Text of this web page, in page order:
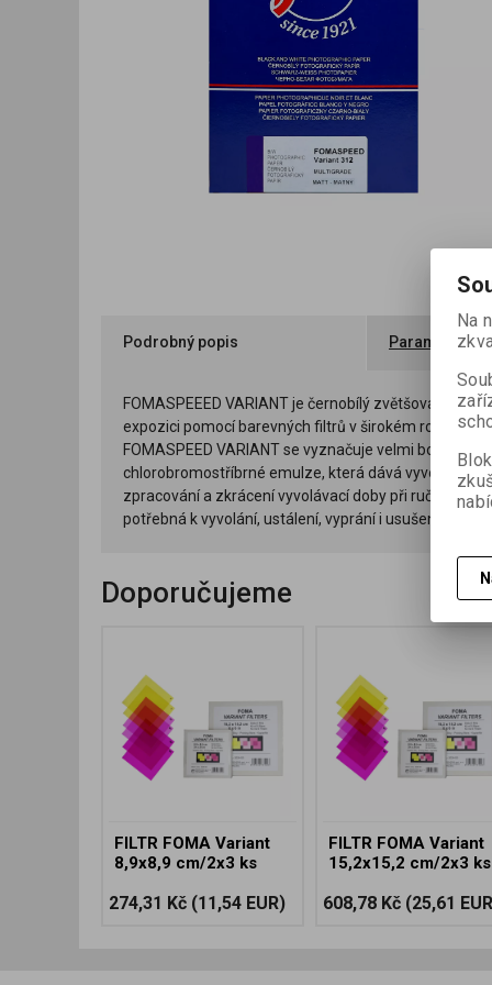
Podrobný popis Parametry
FOMASPEEED VARIANT je černobílý zvětšovací
expozici pomocí barevných filtrů v širokém rozmezí
FOMASPEED VARIANT se vyznačuje velmi
chlorobromostříbrné emulze, která dává
zpracování a zkrácení vyvolávací doby při ručním
potřebná k vyvolání, ustálení, vyprání i usušení a
Doporučujeme
FILTR FOMA Variant
8,9x8,9 cm/2x3 ks
274,31 Kč (11,54 EUR)
FILTR FOMA Variant
15,2x15,2 cm/2x3 ks
608,78 Kč (25,61
Na